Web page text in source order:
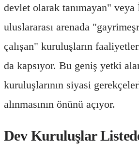
devlet olarak tanımayan"
uluslararası arenada
çalışan" kuruluşların
da kapsıyor. Bu geniş yetki
kuruluşlarının siyasi
alınmasının önünü açıyor.
Dev Kuruluşlar